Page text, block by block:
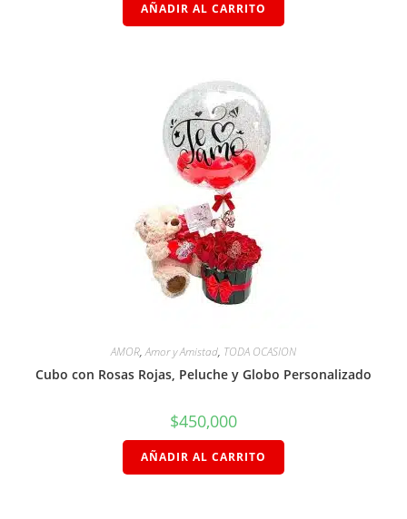
AÑADIR AL CARRITO
AMOR,Amor y Amistad, TODA OCASION
Cubo con Rosas Rojas, Peluche y Globo Personalizado
$450,000
AÑADIR AL CARRITO